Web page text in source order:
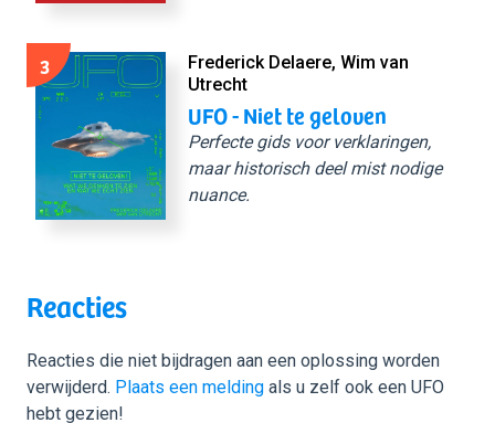
3
Frederick Delaere, Wim van
Utrecht
UFO - Niet te geloven
Perfecte gids voor verklaringen,
maar historisch deel mist nodige
nuance.
Reacties
Reacties die niet bijdragen aan een oplossing worden
verwijderd. Plaats een melding als u zelf ook een UFO
hebt gezien!